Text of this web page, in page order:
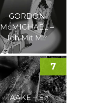
GORDON
McMICHAEL –
Ich Mit Mir
TAAKE – En
7